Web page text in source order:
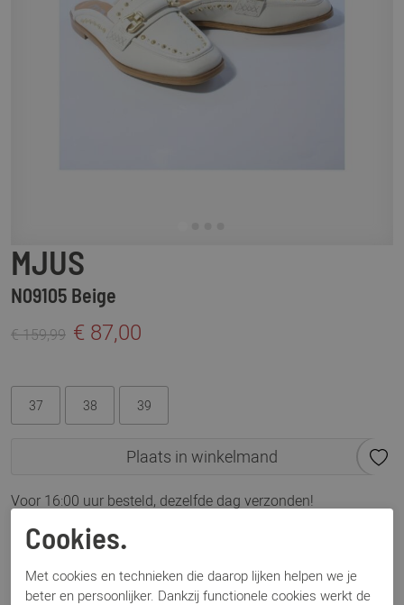
MJUS
N09105 Beige
€ 159,99 € 87,00
37 38 39
Plaats in winkelmand
Voor 16:00 uur besteld, dezelfde dag verzonden!
Omschrijving
MJUS No9105 latte
Cookies.
Met cookies en technieken die daarop lijken helpen we je
beter en persoonlijker. Dankzij functionele cookies werkt de